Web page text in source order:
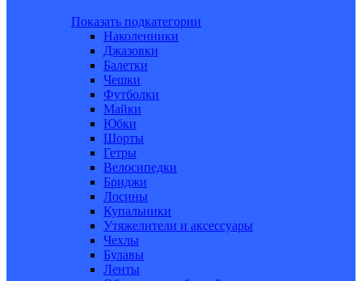
Показать подкатегории
Наколенники
Джазовки
Балетки
Чешки
Футболки
Майки
Юбки
Шорты
Гетры
Велосипедки
Бриджи
Лосины
Купальники
Утяжелители и аксессуары
Чехлы
Булавы
Ленты